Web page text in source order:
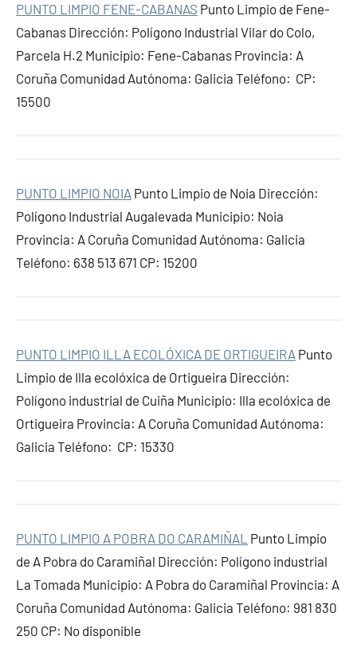
PUNTO LIMPIO FENE-CABANAS Punto Limpio de Fene-
Cabanas Dirección: Polígono Industrial Vilar do Colo,
Parcela H.2 Municipio: Fene-Cabanas Provincia: A
Coruña Comunidad Autónoma: Galicia Teléfono: CP:
15500
PUNTO LIMPIO NOIA Punto Limpio de Noia Dirección:
Polígono Industrial Augalevada Municipio: Noia
Provincia: A Coruña Comunidad Autónoma: Galicia
Teléfono: 638 513 671 CP: 15200
PUNTO LIMPIO ILLA ECOLÓXICA DE ORTIGUEIRA Punto
Limpio de Illa ecolóxica de Ortigueira Dirección:
Polígono industrial de Cuiña Municipio: Illa ecolóxica de
Ortigueira Provincia: A Coruña Comunidad Autónoma:
Galicia Teléfono: CP: 15330
PUNTO LIMPIO A POBRA DO CARAMIÑAL Punto Limpio
de A Pobra do Caramiñal Dirección: Polígono industrial
La Tomada Municipio: A Pobra do Caramiñal Provincia: A
Coruña Comunidad Autónoma: Galicia Teléfono: 981 830
250 CP: No disponible